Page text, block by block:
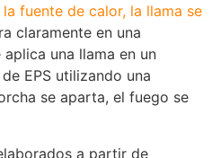
fuente de calor, la llama se
claramente en una
una llama en un
EPS utilizando una
se aparta, el fuego se
a partir de